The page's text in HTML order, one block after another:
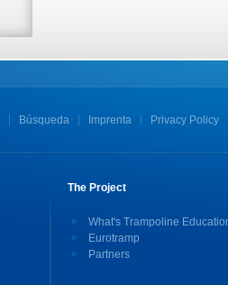
Búsqueda Imprenta Privacy Policy
The Project
What's Trampoline
Eurotramp
Partners